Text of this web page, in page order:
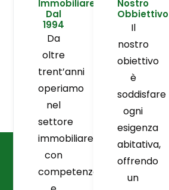
Immobiliare
Dal
1994
Da
oltre
trent’anni
operiamo
nel
settore
immobiliare
con
competenza
Nostro
Obbiettivo
Il
nostro
obiettivo
è
soddisfare
ogni
esigenza
abitativa,
offrendo
un